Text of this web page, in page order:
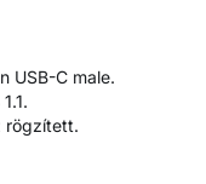
USB-C male.
rögzített.